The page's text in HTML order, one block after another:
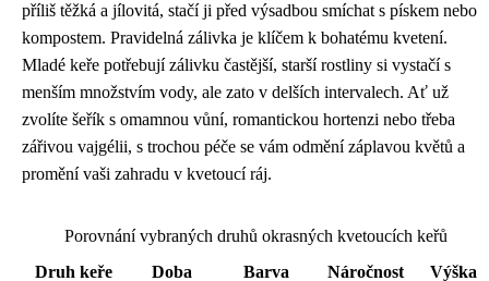
příliš těžká a jílovitá, stačí ji před výsadbou smíchat s pískem nebo
kompostem. Pravidelná zálivka je klíčem k bohatému kvetení.
Mladé keře potřebují zálivku častější, starší rostliny si vystačí s
menším množstvím vody, ale zato v delších intervalech. Ať už
zvolíte šeřík s omamnou vůní, romantickou hortenzi nebo třeba
zářivou vajgélii, s trochou péče se vám odmění záplavou květů a
promění vaši zahradu v kvetoucí ráj.
Porovnání vybraných druhů okrasných kvetoucích keřů
Druh keře
Doba
Barva
Náročnost
Výška